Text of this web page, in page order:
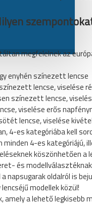
megfelelnek az
enyhén színezett lencse
lencse, viselése
színezett lencse,
viselése erős
lencse, viselése
4-es kategóriába kell
minden 4-es kategóriájú,
köszönhetően a
és
napsugarak oldalról is
modellek közül!
amely a lehető